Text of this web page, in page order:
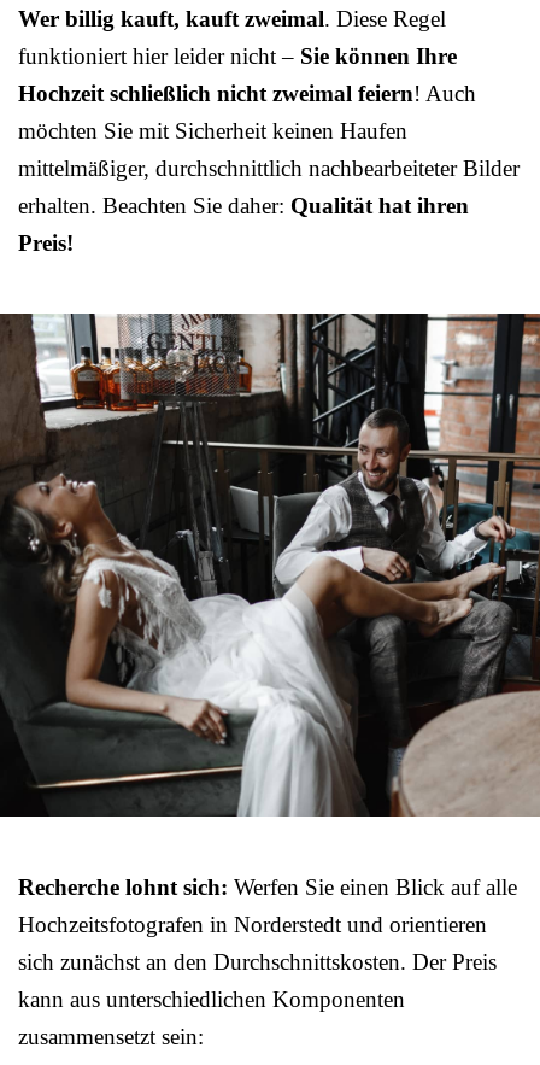
Wer billig kauft, kauft zweimal. Diese Regel
funktioniert hier leider nicht – Sie können Ihre
Hochzeit schließlich nicht zweimal feiern! Auch
möchten Sie mit Sicherheit keinen Haufen
mittelmäßiger, durchschnittlich nachbearbeiteter Bilder
erhalten. Beachten Sie daher: Qualität hat ihren
Preis!
Recherche lohnt sich: Werfen Sie einen Blick auf alle
Hochzeitsfotografen in Norderstedt und orientieren
sich zunächst an den Durchschnittskosten. Der Preis
kann aus unterschiedlichen Komponenten
zusammensetzt sein: